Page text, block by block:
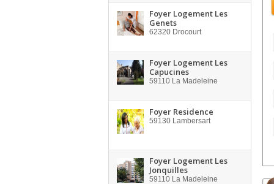
Foyer Logement Les
Genets
62320 Drocourt
Foyer Logement Les
Capucines
59110 La Madeleine
Foyer Residence
59130 Lambersart
Foyer Logement Les
Jonquilles
59110 La Madeleine